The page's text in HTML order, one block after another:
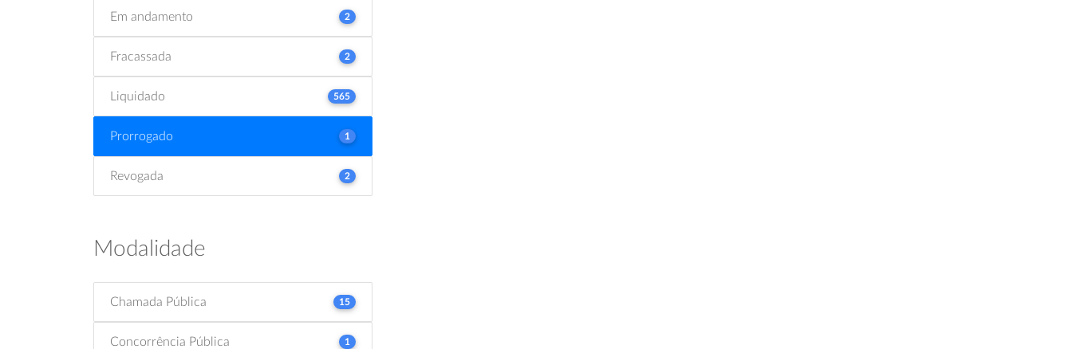
Em andamento 2
Fracassada 2
Liquidado 565
Prorrogado 1
Revogada 2
Modalidade
Chamada Pública 15
Concorrência Pública 1